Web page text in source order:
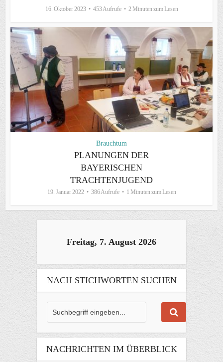
16. Oktober 2023 453 Aufrufe 2 Minuten zum Lesen
Brauchtum
PLANUNGEN DER
BAYERISCHEN
TRACHTENJUGEND
19. Januar 2022 386 Aufrufe 1 Minuten zum Lesen
Freitag, 7. August 2026
NACH STICHWORTEN SUCHEN
NACHRICHTEN IM ÜBERBLICK